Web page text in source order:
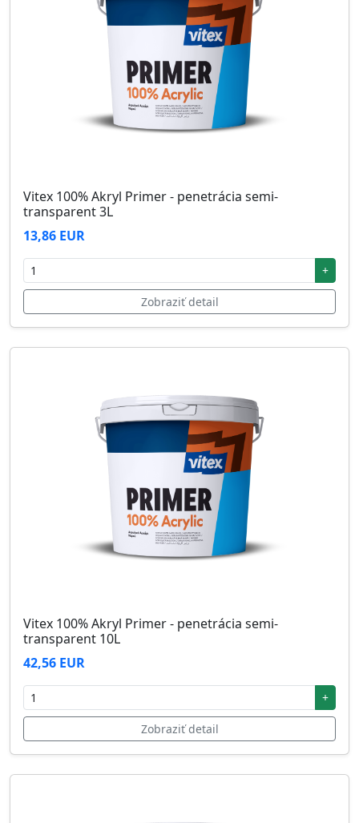
Vitex 100% Akryl Primer - penetrácia semi-
transparent 3L
13,86 EUR
+
Zobraziť detail
Vitex 100% Akryl Primer - penetrácia semi-
transparent 10L
42,56 EUR
+
Zobraziť detail